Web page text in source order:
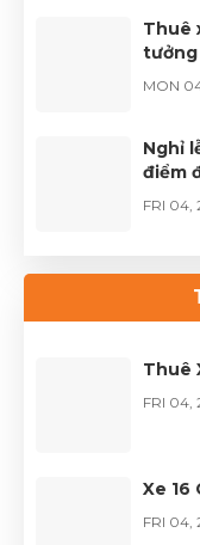
Thuê
tưởng
MON
Nghỉ
điểm
FRI 04,
–
FRI 04,
Thuê
FRI 04,
Xe 16
FRI 04,